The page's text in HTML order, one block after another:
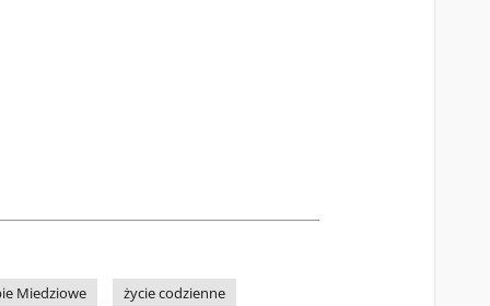
Miedziowe życie codzienne